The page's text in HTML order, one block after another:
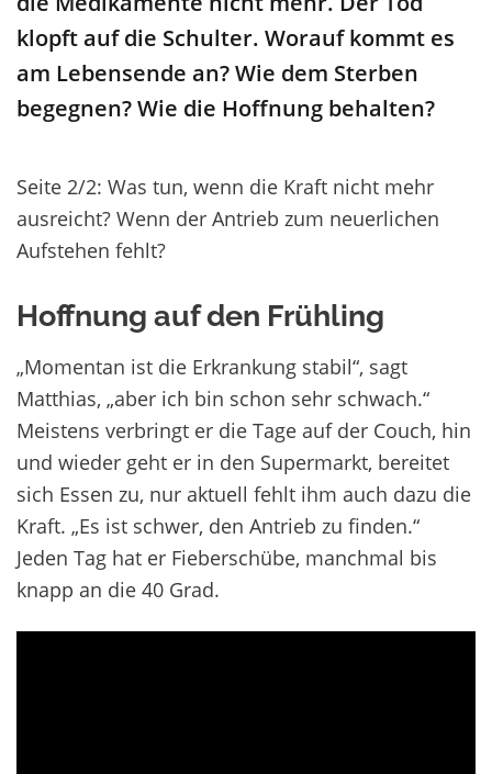
klopft auf die Schulter. Worauf kommt es
am Lebensende an? Wie dem Sterben
begegnen? Wie die Hoffnung behalten?
Seite 2/2: Was tun, wenn die Kraft nicht mehr
ausreicht? Wenn der Antrieb zum neuerlichen
Aufstehen fehlt?
Hoffnung auf den Frühling
„Momentan ist die Erkrankung stabil“, sagt
Matthias, „aber ich bin schon sehr schwach.“
Meistens verbringt er die Tage auf der Couch, hin
und wieder geht er in den Supermarkt, bereitet
sich Essen zu, nur aktuell fehlt ihm auch dazu die
Kraft. „Es ist schwer, den Antrieb zu finden.“
Jeden Tag hat er Fieberschübe, manchmal bis
knapp an die 40 Grad.